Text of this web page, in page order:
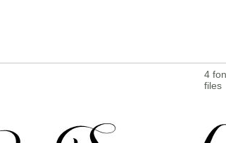
4
files